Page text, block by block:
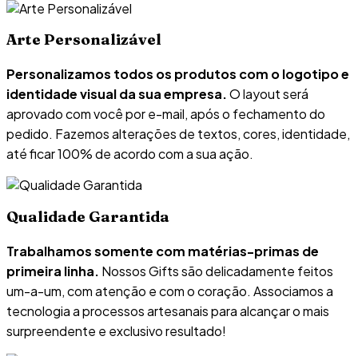
Arte Personalizável
Personalizamos todos os produtos com o logotipo e
identidade visual da sua empresa.O layout será
aprovado com você por e-mail, após o fechamento do
pedido. Fazemos alterações de textos, cores, identidade,
até ficar 100% de acordo com a sua ação.
Qualidade Garantida
Trabalhamos somente com matérias-primas de
primeira linha. Nossos Gifts são delicadamente feitos
um-a-um, com atenção e com o coração. Associamos a
tecnologia a processos artesanais para alcançar o mais
surpreendente e exclusivo resultado!